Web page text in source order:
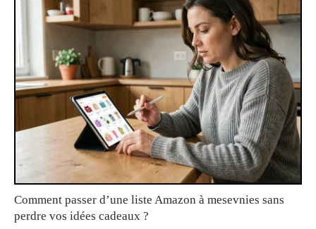
Comment passer d’une liste Amazon à mesevnies sans
perdre vos idées cadeaux ?